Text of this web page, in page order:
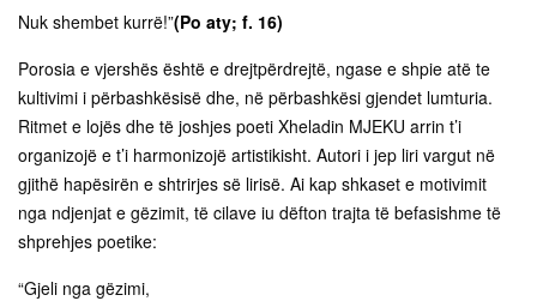
Nuk shembet kurrë!”(Po aty; f. 16)
Porosia e vjershës është e drejtpërdrejtë, ngase e shpie atë te
kultivimi i përbashkësisë dhe, në përbashkësi gjendet lumturia.
Ritmet e lojës dhe të joshjes poeti Xheladin MJEKU arrin t’i
organizojë e t’i harmonizojë artistikisht. Autori i jep liri vargut në
gjithë hapësirën e shtrirjes së lirisë. Ai kap shkaset e motivimit
nga ndjenjat e gëzimit, të cilave iu dëfton trajta të befasishme të
shprehjes poetike:
“Gjeli nga gëzimi,